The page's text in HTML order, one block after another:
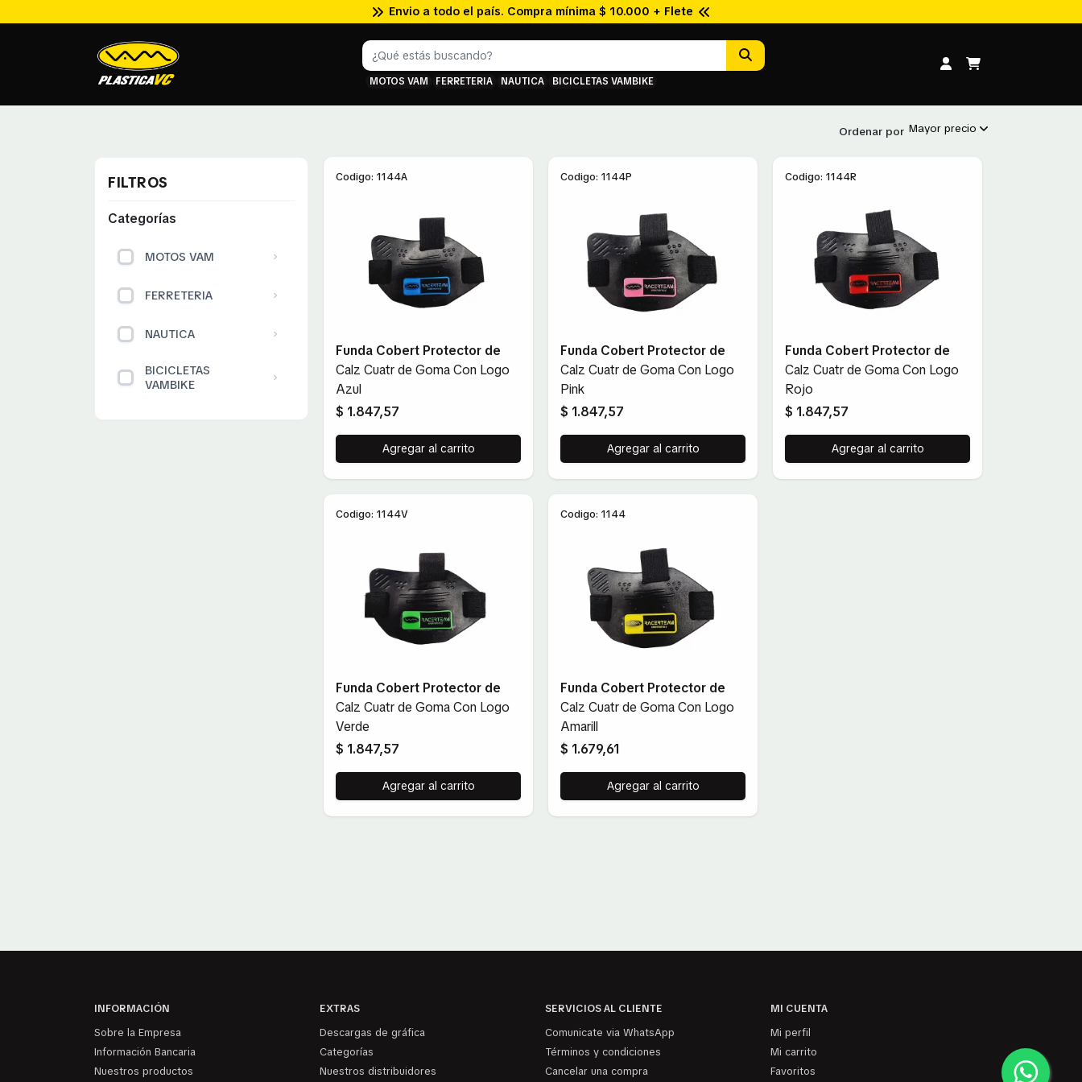
Envio a todo el país. Compra mínima $ 10.000 + Flete
MOTOS VAM FERRETERIA NAUTICA BICICLETAS VAMBIKE
Ordenar por Mayor precio
FILTROS
Categorías
MOTOS VAM
FERRETERIA
NAUTICA
BICICLETAS
VAMBIKE
Codigo: 1144A
Funda Cobert Protector de
Calz Cuatr de Goma Con Logo
Azul
$ 1.847,57
Agregar al carrito
Codigo: 1144P
Funda Cobert Protector de
Calz Cuatr de Goma Con Logo
Pink
$ 1.847,57
Agregar al carrito
Codigo: 1144R
Funda Cobert Protector de
Calz Cuatr de Goma Con Logo
Rojo
$ 1.847,57
Agregar al carrito
Codigo: 1144V
Funda Cobert Protector de
Calz Cuatr de Goma Con Logo
Verde
$ 1.847,57
Agregar al carrito
Codigo: 1144
Funda Cobert Protector de
Calz Cuatr de Goma Con Logo
Amarill
$ 1.679,61
Agregar al carrito
INFORMACIÓN
Sobre la Empresa
Información Bancaria
Nuestros productos
EXTRAS
Descargas de gráfica
Categorías
Nuestros distribuidores
SERVICIOS AL CLIENTE
Comunicate via WhatsApp
Términos y condiciones
Cancelar una compra
MI CUENTA
Mi perfil
Mi carrito
Favoritos